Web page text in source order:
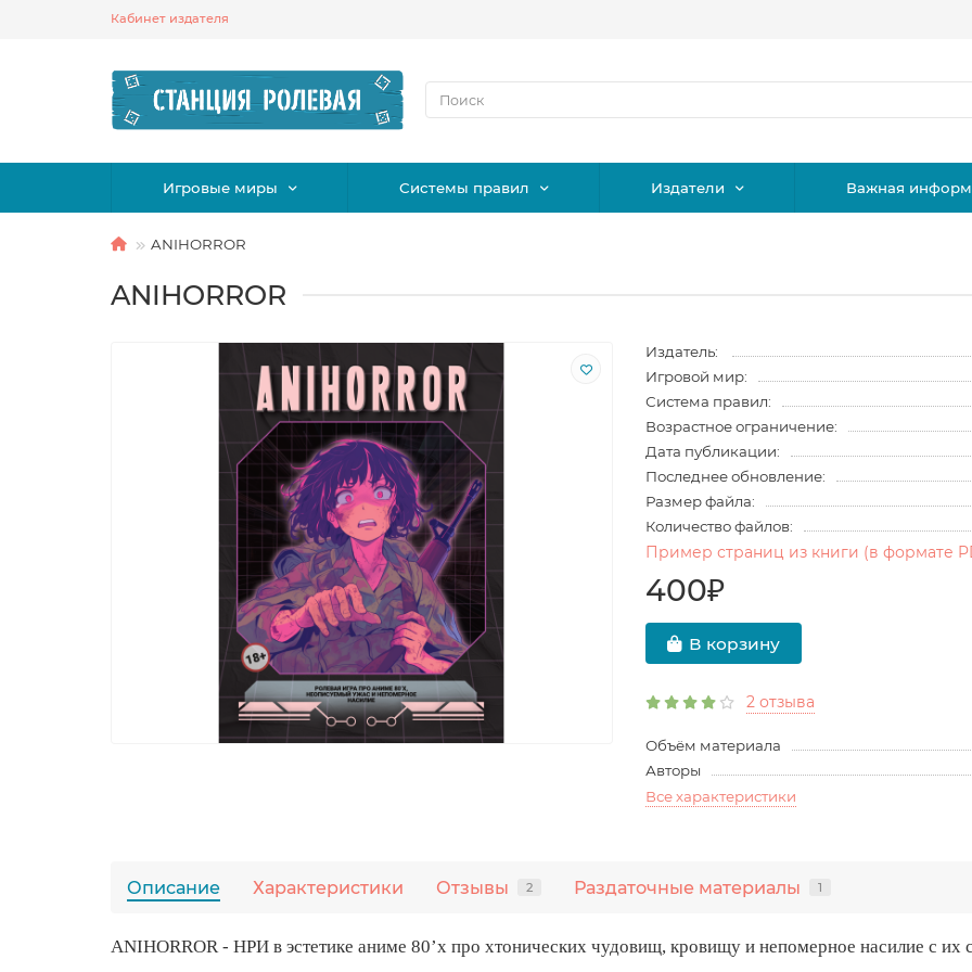
Кабинет издателя
Игровые миры Системы правил Издатели Важная
ANIHORROR
ANIHORROR
Издатель:
Игровой мир:
Система правил:
Возрастное ограничение:
Дата публикации:
Последнее обновление:
Размер файла:
Количество файлов:
Пример страниц из книги (в формате
400₽
В корзину
2 отзыва
Объём материала
Авторы
Все характеристики
Описание Характеристики Отзывы 2 Раздаточные материалы 1
ANIHORROR - НРИ в эстетике аниме 80’х про хтонических чудовищ, кровищу и непомерное насилие с их